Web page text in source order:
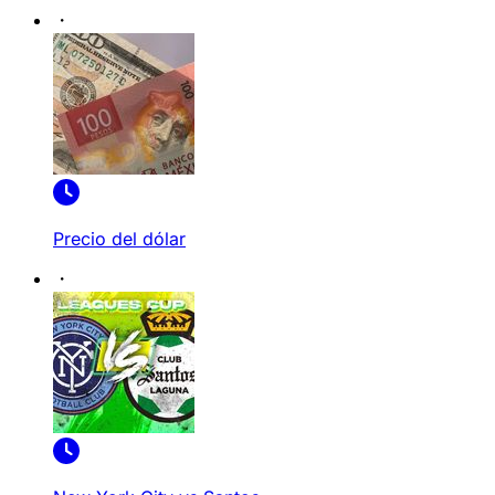
Precio del dólar